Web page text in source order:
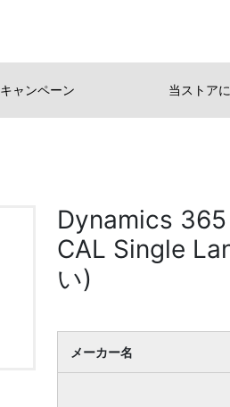
キャンペーン 当ストアに
Dynamics
CAL Single
い)
メーカー名